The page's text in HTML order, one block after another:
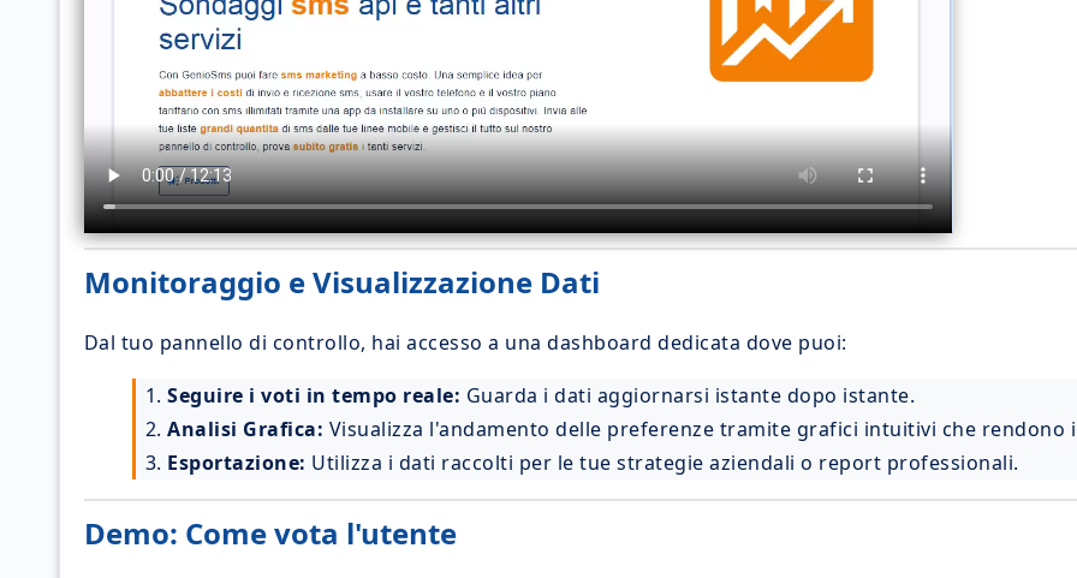
Monitoraggio e Visualizzazione Dati
Dal tuo pannello di controllo, hai accesso a una dashboard dedicata dove puoi:
1.Seguire i voti in tempo reale: Guarda i dati aggiornarsi istante dopo istante.
2.Analisi Grafica: Visualizza l'andamento delle preferenze tramite grafici intuitivi che
3. Esportazione: Utilizza i dati raccolti per le tue strategie aziendali o report professionali.
Demo: Come vota l'utente